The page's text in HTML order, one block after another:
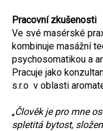
Pracovní zkušenosti
Ve své masérské
kombinuje masážní
psychosomatikou a
Pracuje jako
s.r.o v oblasti
„Člověk je pro mne
spletitá bytost,